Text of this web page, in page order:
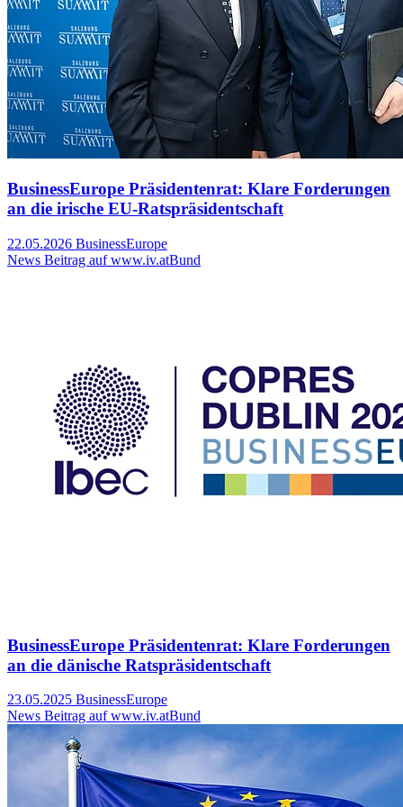
BusinessEurope Präsidentenrat: Klare Forderungen
an die irische EU-Ratspräsidentschaft
22.05.2026 BusinessEurope
News Beitrag auf www.iv.atBund
BusinessEurope Präsidentenrat: Klare Forderungen
an die dänische Ratspräsidentschaft
23.05.2025 BusinessEurope
News Beitrag auf www.iv.atBund